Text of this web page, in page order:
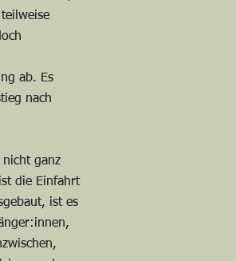
ab. Es
nach
ganz
die Einfahrt
ist es